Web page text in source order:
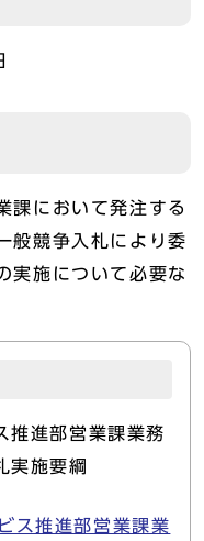
課において発注する
般競争入札により委
実施について必要な
推進部営業課業務
実施要綱
ス推進部営業課業